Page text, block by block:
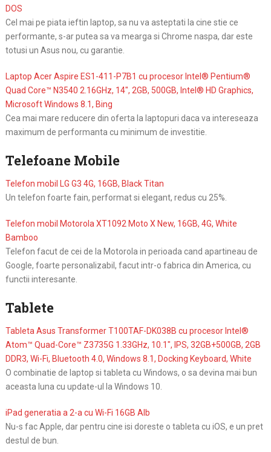
DOS
Cel mai pe piata ieftin laptop, sa nu va asteptati la cine stie ce
performante, s-ar putea sa va mearga si Chrome naspa, dar este
totusi un Asus nou, cu garantie.
Laptop Acer Aspire ES1-411-P7B1 cu procesor Intel® Pentium®
Quad Core™ N3540 2.16GHz, 14″, 2GB, 500GB, Intel® HD Graphics,
Microsoft Windows 8.1, Bing
Cea mai mare reducere din oferta la laptopuri daca va intereseaza
maximum de performanta cu minimum de investitie.
Telefoane Mobile
Telefon mobil LG G3 4G, 16GB, Black Titan
Un telefon foarte fain, performat si elegant, redus cu 25%.
Telefon mobil Motorola XT1092 Moto X New, 16GB, 4G, White
Bamboo
Telefon facut de cei de la Motorola in perioada cand apartineau de
Google, foarte personalizabil, facut intr-o fabrica din America, cu
functii interesante.
Tablete
Tableta Asus Transformer T100TAF-DK038B cu procesor Intel®
Atom™ Quad-Core™ Z3735G 1.33GHz, 10.1″, IPS, 32GB+500GB, 2GB
DDR3, Wi-Fi, Bluetooth 4.0, Windows 8.1, Docking Keyboard, White
O combinatie de laptop si tableta cu Windows, o sa devina mai bun
aceasta luna cu update-ul la Windows 10.
iPad generatia a 2-a cu Wi-Fi 16GB Alb
Nu-s fac Apple, dar pentru cine isi doreste o tableta cu iOS, e un pret
destul de bun.